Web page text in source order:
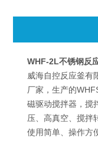
WHF-2L不锈钢反
威海自控反应釜有
厂家，生产的
磁驱动搅拌器，搅
压、高真空、搅拌
使用简单、操作方